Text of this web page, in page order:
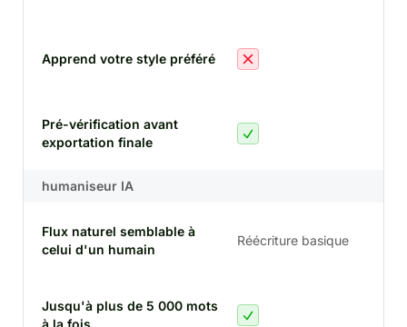
Apprend votre style préféré
Pré-vérification avant
exportation finale
humaniseur IA
Flux naturel semblable à
celui d'un humain
Réécriture basique
Jusqu'à plus de 5 000 mots
à la fois